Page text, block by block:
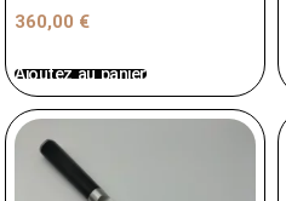
360,00 €
Ajoutez au panier